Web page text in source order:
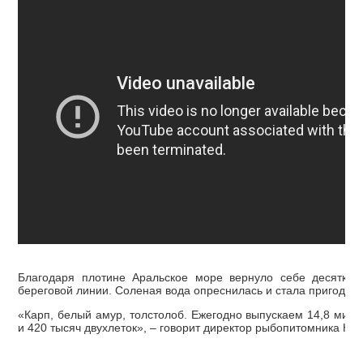
Благодаря плотине Аральское море вернуло себе десятки
береговой линии. Соленая вода опреснилась и стала
«Карп, белый амур, толстолоб. Ежегодно выпускаем 14,8
и 420 тысяч двухлеток», – говорит директор рыбопитомника